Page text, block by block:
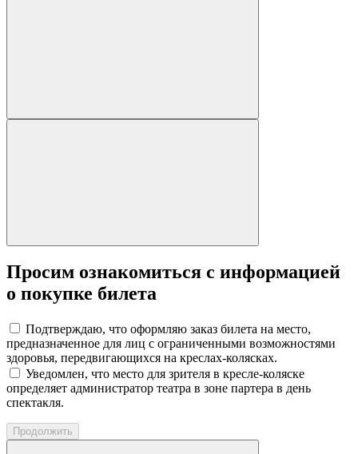
Просим ознакомиться с информацией
о покупке билета
Подтверждаю, что оформляю заказ билета на место,
предназначенное для лиц с ограниченными возможностями
здоровья, передвигающихся на креслах-колясках.
Уведомлен, что место для зрителя в кресле-коляске
определяет администратор театра в зоне партера в день
спектакля.
Продолжить